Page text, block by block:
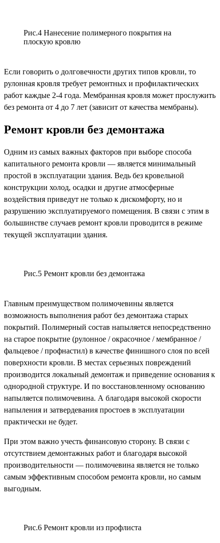
Рис.4 Нанесение полимерного покрытия на
плоскую кровлю
Если говорить о долговечности других типов кровли, то
рулонная кровля требует ремонтных и профилактических
работ каждые 2-4 года. Мембранная кровля может прослужить
без ремонта от 4 до 7 лет (зависит от качества мембраны).
Ремонт кровли без демонтажа
Одним из самых важных факторов при выборе способа
капитального ремонта кровли — является минимальный
простой в эксплуатации здания. Ведь без кровельной
конструкции холод, осадки и другие атмосферные
воздействия приведут не только к дискомфорту, но и
разрушению эксплуатируемого помещения. В связи с этим в
большинстве случаев ремонт кровли проводится в режиме
текущей эксплуатации здания.
Рис.5 Ремонт кровли без демонтажа
Главным преимуществом полимочевины является
возможность выполнения работ без демонтажа старых
покрытий. Полимерный состав напыляется непосредственно
на старое покрытие (рулонное / окрасочное / мембранное /
фальцевое / профнастил) в качестве финишного слоя по всей
поверхности кровли. В местах серьезных повреждений
производится локальный демонтаж и приведение основания к
однородной структуре. И по восстановленному основанию
напыляется полимочевина. А благодаря высокой скорости
напыления и затвердевания простоев в эксплуатации
практически не будет.
При этом важно учесть финансовую сторону. В связи с
отсутствием демонтажных работ и благодаря высокой
производительности — полимочевина является не только
самым эффективным способом ремонта кровли, но самым
выгодным.
Рис.6 Ремонт кровли из профлиста